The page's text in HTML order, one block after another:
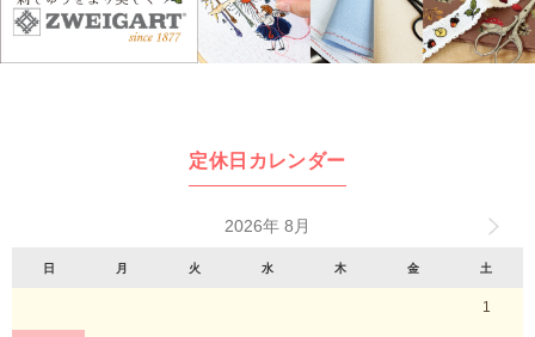
定休日カレンダー
2026年 8月
日 月 火 水 木 金 土
1